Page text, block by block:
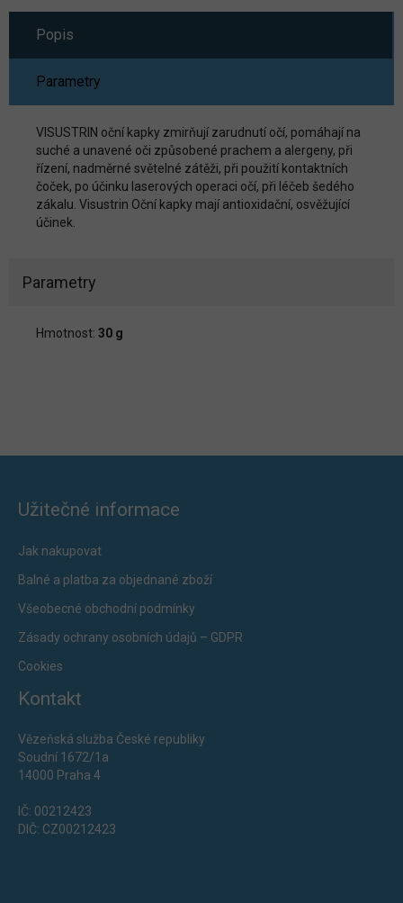
Popis
Parametry
VISUSTRIN oční kapky zmirňují zarudnutí očí, pomáhají na
suché a unavené oči způsobené prachem a alergeny, při
řízení, nadměrné světelné zátěži, při použití kontaktních
čoček, po účinku laserových operaci očí, při léčeb šedého
zákalu. Visustrin Oční kapky mají antioxidační, osvěžující
účinek.
Parametry
Hmotnost: 30 g
Užitečné informace
Jak nakupovat
Balné a platba za objednané zboží
Všeobecné obchodní podmínky
Zásady ochrany osobních údajů – GDPR
Cookies
Kontakt
Vězeňská služba České republiky
Soudní 1672/1a
14000 Praha 4
IČ: 00212423
DIČ: CZ00212423